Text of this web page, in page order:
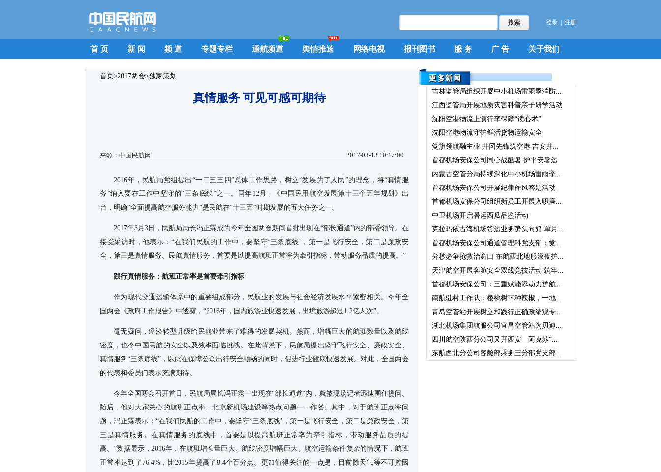
登录 注册
首 页 新 闻 频 道 专题专栏 通航频道 舆情推送 网络电视 报刊图书 服 务 广 告 关于我们
首页>2017两会>独家策划
真情服务 可见可感可期待
来源： 中国民航网 2017-03-13 10:17:00
2016年，民航局党组提出“一二三三四”总体工作思路，树立“发展为了人民”的理念，将“真情服
务”纳入要在工作中坚守的“三条底线”之一。同年12月，《中国民用航空发展第十三个五年规划》出
台，明确“全面提高航空服务能力”是民航在“十三五”时期发展的五大任务之一。
2017年3月3日，民航局局长冯正霖成为今年全国两会期间首批出现在“部长通道”内的部委领导。在
接受采访时，他表示：“在我们民航的工作中，要坚守‘三条底线’，第一是飞行安全，第二是廉政安
全，第三是真情服务。民航真情服务，首要是以提高航班正常率为牵引指标，带动服务品质的提高。”
践行真情服务：航班正常率是首要牵引指标
作为现代交通运输体系中的重要组成部分，民航业的发展与社会经济发展水平紧密相关。今年全
国两会《政府工作报告》中透露，“2016年，国内旅游业快速发展，出境旅游超过1.2亿人次”。
毫无疑问，经济转型升级给民航业带来了难得的发展契机。然而，增幅巨大的航班数量以及航线
密度，也令中国民航的安全以及效率面临挑战。在此背景下，民航局提出坚守飞行安全、廉政安全、
真情服务“三条底线”，以此在保障公众出行安全顺畅的同时，促进行业健康快速发展。对此，全国两会
的代表和委员们表示充满期待。
今年全国两会召开首日，民航局局长冯正霖一出现在“部长通道”内，就被现场记者迅速围住提问。
随后，他对大家关心的航班正点率、北京新机场建设等热点问题一一作答。其中，对于航班正点率问
题，冯正霖表示：“在我们民航的工作中，要坚守‘三条底线’，第一是飞行安全，第二是廉政安全，第
三是真情服务。在真情服务的底线中，首要是以提高航班正常率为牵引指标，带动服务品质的提
高。”数据显示，2016年，在航班增长量巨大、航线密度增幅巨大、航空运输条件复杂的情况下，航班
正常率达到了76.4%，比2015年提高了8.4个百分点。更加值得关注的一点是，目前除天气等不可控因
吉林监管局组织开展中小机场雷雨季消防...
江西监管局开展地质灾害科普亲子研学活动
沈阳空港物流上演行李保障“读心术”
沈阳空港物流守护鲜活货物运输安全
党旗领航融主业 井冈先锋筑空港 吉安井...
首都机场安保公司同心战酷暑 护平安暑运
内蒙古空管分局持续深化中小机场雷雨季...
首都机场安保公司开展纪律作风答题活动
首都机场安保公司组织新员工开展入职廉...
中卫机场开启暑运西瓜品鉴活动
克拉玛依古海机场货运业务势头向好 单月...
首都机场安保公司通道管理科党支部：党...
分秒必争抢救治窗口 东航西北地服深夜护...
天津航空开展客舱安全双线竞技活动 筑牢...
首都机场安保公司：三重赋能添动力护航...
南航驻村工作队：樱桃树下种辣椒，一地...
青岛空管站开展树立和践行正确政绩观专...
湖北机场集团航服公司宜昌空管站为贝迪...
四川航空陕西分公司又开西安—阿克苏“...
东航西北分公司客舱部乘务三分部党支部...